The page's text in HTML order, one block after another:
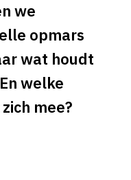
we
opmars
wat houdt
welke
mee?